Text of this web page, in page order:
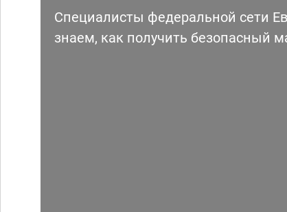
Специалисты федеральной сети
знаем, как получить безопасный